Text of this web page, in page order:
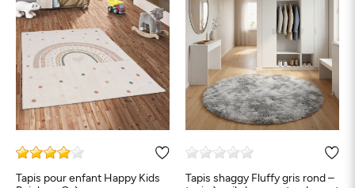
Tapis pour enfant Happy Kids
Tapis shaggy Fluffy gris rond –